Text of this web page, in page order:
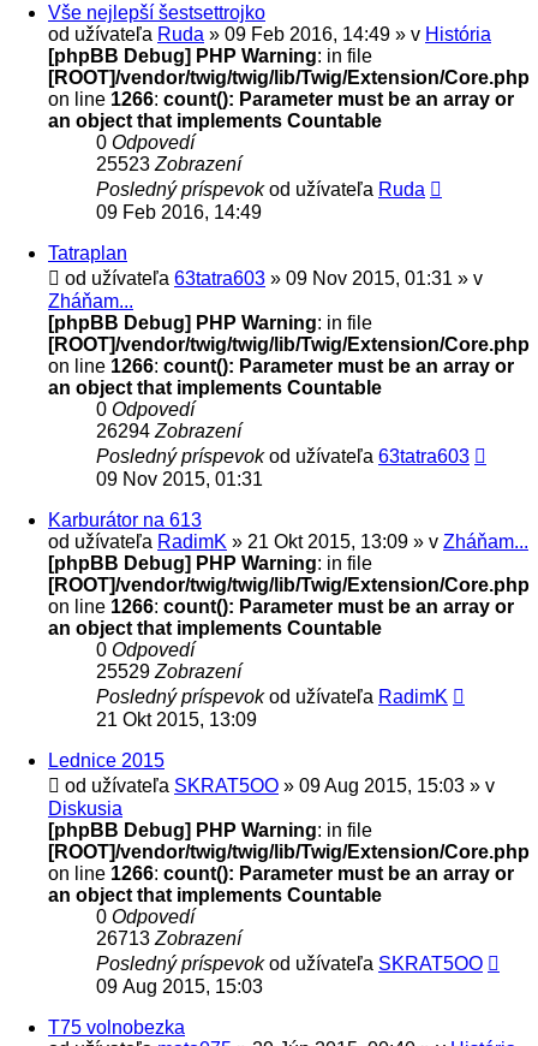
Vše nejlepší šestsettrojko
od užívateľa Ruda » 09 Feb 2016, 14:49 » v História
[phpBB Debug] PHP Warning: in file
[ROOT]/vendor/twig/twig/lib/Twig/Extension/Core.php
on line 1266: count(): Parameter must be an array or
an object that implements Countable
0 Odpovedí
25523 Zobrazení
Posledný príspevokod užívateľa Ruda
09 Feb 2016, 14:49
Tatraplan
od užívateľa 63tatra603 » 09 Nov 2015, 01:31 » v
Zháňam...
[phpBB Debug] PHP Warning: in file
[ROOT]/vendor/twig/twig/lib/Twig/Extension/Core.php
on line 1266: count(): Parameter must be an array or
an object that implements Countable
0 Odpovedí
26294 Zobrazení
Posledný príspevokod užívateľa 63tatra603
09 Nov 2015, 01:31
Karburátor na 613
od užívateľa RadimK » 21 Okt 2015, 13:09 » v Zháňam...
[phpBB Debug] PHP Warning: in file
[ROOT]/vendor/twig/twig/lib/Twig/Extension/Core.php
on line 1266: count(): Parameter must be an array or
an object that implements Countable
0 Odpovedí
25529 Zobrazení
Posledný príspevokod užívateľa RadimK
21 Okt 2015, 13:09
Lednice 2015
od užívateľa SKRAT5OO » 09 Aug 2015, 15:03 » v
Diskusia
[phpBB Debug] PHP Warning: in file
[ROOT]/vendor/twig/twig/lib/Twig/Extension/Core.php
on line 1266: count(): Parameter must be an array or
an object that implements Countable
0 Odpovedí
26713 Zobrazení
Posledný príspevokod užívateľa SKRAT5OO
09 Aug 2015, 15:03
T75 volnobezka